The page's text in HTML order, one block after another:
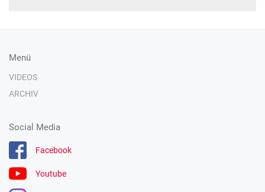
Menü
VIDEOS
ARCHIV
Social Media
Facebook
Youtube